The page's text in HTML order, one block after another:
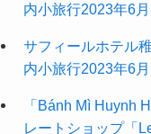
内小旅行2023年6月
サフィールホテル
内小旅行2023年6月
「Bánh Mì Huynh
レートショップ「